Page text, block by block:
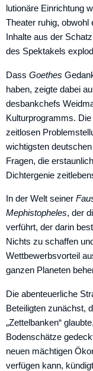
lutionäre Einrichtung
Theater ruhig, obwohl
Inhalte aus der
des Spektakels
Dass Goethes
haben, zeigte ­dabei
desbankchefs
Kulturprogramms.
zeitlosen
wichtigsten
Fragen, die
Dichtergenie
In der Welt seiner
Mephistopheles, der
verführt, der darin
Nichts zu schaffen
Wettbewerbsvorteil
ganzen Planeten
Die abenteuerliche
Beteiligten zunächst,
„Zettelbanken“
Bodenschätze
neuen mächtigen
verfügen kann,